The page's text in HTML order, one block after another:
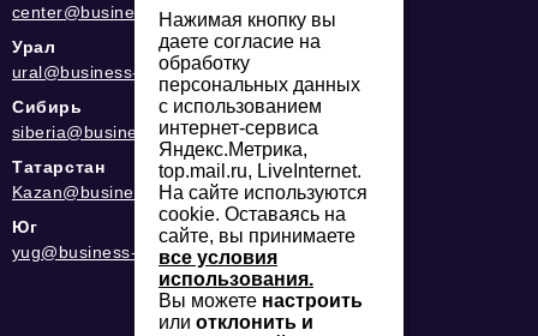
center@business-magazine.online
Урал
ural@business-magazine.online
Сибирь
siberia@business-magazine.online
Татарстан
Kazan@business-magazine.online
Юг
yug@business-magazine.online
Нажимая кнопку вы
даете согласие на
обработку
персональных данных
с использованием
интернет-сервиса
Яндекс.Метрика,
top.mail.ru, LiveInternet.
На сайте используются
cookie. Оставаясь на
сайте, вы принимаете
все условия
использования.
Вы можете настроить
или отклонить и